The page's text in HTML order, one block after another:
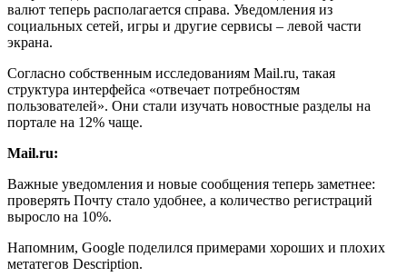
валют теперь располагается справа. Уведомления из
социальных сетей, игры и другие сервисы – левой части
экрана.
Согласно собственным исследованиям Mail.ru, такая
структура интерфейса «отвечает потребностям
пользователей». Они стали изучать новостные разделы на
портале на 12% чаще.
Mail.ru:
Важные уведомления и новые сообщения теперь заметнее:
проверять Почту стало удобнее, а количество регистраций
выросло на 10%.
Напомним, Google поделился примерами хороших и плохих
метатегов Description.